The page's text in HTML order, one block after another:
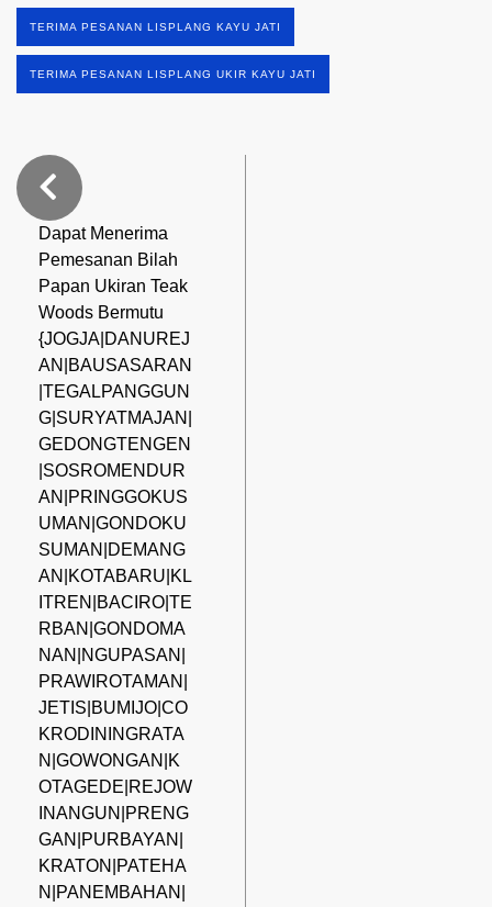
TERIMA PESANAN LISPLANG KAYU JATI
TERIMA PESANAN LISPLANG UKIR KAYU JATI
Dapat Menerima
Pemesanan Bilah
Papan Ukiran Teak
Woods Bermutu
{JOGJA|DANUREJ
AN|BAUSASARAN
|TEGALPANGGUN
G|SURYATMAJAN|
GEDONGTENGEN
|SOSROMENDUR
AN|PRINGGOKUS
UMAN|GONDOKU
SUMAN|DEMANG
AN|KOTABARU|KL
ITREN|BACIRO|TE
RBAN|GONDOMA
NAN|NGUPASAN|
PRAWIROTAMAN|
JETIS|BUMIJO|CO
KRODININGRATA
N|GOWONGAN|K
OTAGEDE|REJOW
INANGUN|PRENG
GAN|PURBAYAN|
KRATON|PATEHA
N|PANEMBAHAN|